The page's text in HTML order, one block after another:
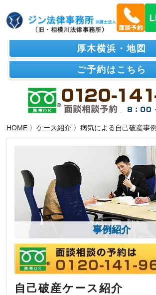
厚木横浜・地図
ご予約はこちら
HOME 〉ケース紹介 〉病気による自己破産事例
事例紹介
自己破産ケース紹介